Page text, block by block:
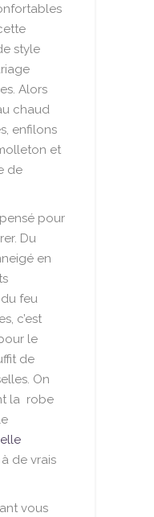
style
Alors
chaud
enfilons
et
de
pour
Du
en
feu
c’est
le
de
On
la robe
de vrais
vous